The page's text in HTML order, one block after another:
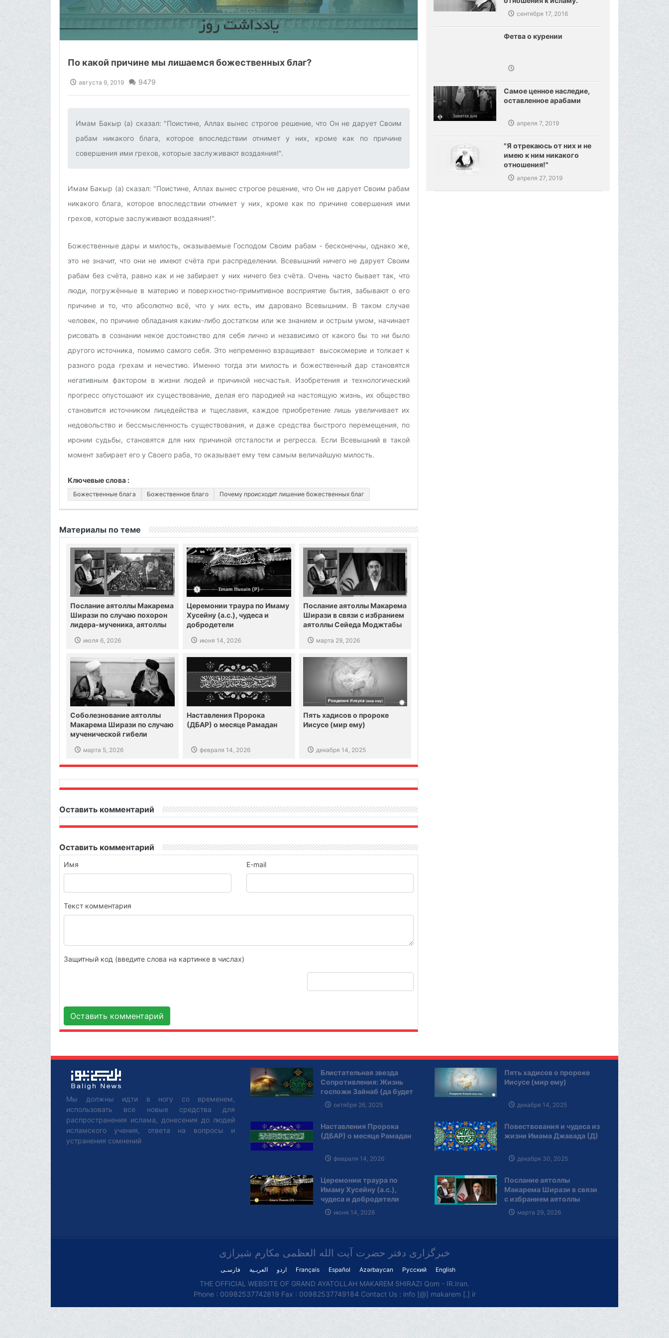
По какой причине мы лишаемся божественных благ?
августа 9, 2019 9479
Имам Бакыр (а) сказал: "Поистине, Аллах вынес строгое решение, что Он не дарует Своим
рабам никакого блага, которое впоследствии отнимет у них, кроме как по причине
совершения ими грехов, которые заслуживают воздаяния!".‌
Имам Бакыр (а) сказал: "Поистине, Аллах вынес строгое решение, что Он не дарует Своим рабам
никакого блага, которое впоследствии отнимет у них, кроме как по причине совершения ими
грехов, которые заслуживают воздаяния!".
Божественные дары и милость, оказываемые Господом Своим рабам - бесконечны, однако же,
это не значит, что они не имеют счёта при распределении. Всевышний ничего не дарует Своим
рабам без счёта, равно как и не забирает у них ничего без счёта. Очень часто бывает так, что
люди, погружённые в материю и поверхностно-примитивное восприятие бытия, забывают о его
причине и то, что абсолютно всё, что у них есть, им даровано Всевышним. В таком случае
человек, по причине обладания каким-либо достатком или же знанием и острым умом, начинает
рисовать в сознании некое достоинство для себя лично и независимо от какого бы то ни было
другого источника, помимо самого себя. Это непременно взращивает высокомерие и толкает к
разного рода грехам и нечестию. Именно тогда эти милость и божественный дар становятся
негативным фактором в жизни людей и причиной несчастья. Изобретения и технологический
прогресс опустошают их существование, делая его пародией на настоящую жизнь, их общество
становится источником лицедейства и тщеславия, каждое приобретение лишь увеличивает их
недовольство и бессмысленность существования, и даже средства быстрого перемещения, по
иронии судьбы, становятся для них причиной отсталости и регресса. Если Всевышний в такой
момент забирает его у Своего раба, то оказывает ему тем самым величайшую милость.
Ключевые слова :
Божественные блага Божественное благо Почему происходит лишение божественных благ
Материалы по теме
Послание аятоллы Макарема
Ширази по случаю похорон
лидера-мученика, аятоллы
июля 6, 2026
Церемонии траура по Имаму
Хусейну (а.с.), чудеса и
добродетели
июня 14, 2026
Послание аятоллы Макарема
Ширази в связи с избранием
аятоллы Сейеда Моджтабы
Исламской революции
марта 29, 2026
Соболезнование аятоллы
Макарема Ширази по случаю
мученической гибели
Исламской революции —
марта 5, 2026
Наставления Пророка
(ДБАР) о месяце Рамадан
февраля 14, 2026
Пять хадисов о пророке
Иисусе (мир ему)
декабря 14, 2025
Оставить комментарий
Оставить комментарий
Имя E-mail
Текст комментария
Защитный код (введите слова на картинке в числах)
Оставить комментарий
Созданы предпосылки,
сокрушения ваххабизма.
сентября 17, 2016
Фетва о курении
Самое ценное наследие,
оставленное арабами
апреля 7, 2019
"Я отрекаюсь от них и не
имею к ним никакого
отношения!"
апреля 27, 2019
Мы должны идти в ногу со временем,
использовать все новые средства для
распространения ислама, донесения до людей
исламского учения, ответа на вопросы и
устранения сомнений
Блистательная звезда
Сопротивления: Жизнь
госпожи Зайнаб (да будет
мир с ней)
октября 26, 2025
Пять хадисов о пророке
Иисусе (мир ему)
декабря 14, 2025
Наставления Пророка
(ДБАР) о месяце Рамадан
февраля 14, 2026
Повествования и чудеса из
жизни Имама Джавада (Д)
декабря 30, 2025
Церемонии траура по
Имаму Хусейну (а.с.),
чудеса и добродетели
июня 14, 2026
Послание аятоллы
Макарема Ширази в связи
с избранием аятоллы
Сейеда Моджтабы
Хаменеи Лидером
марта 29, 2026
خبرگزاری دفتر حضرت آیت الله العظمی مکارم شیرازی
فارسـی العربـیة اردو Français Español Azərbaycan Русский English
THE OFFICIAL WEBSITE OF GRAND AYATOLLAH MAKAREM SHIRAZI Qom - IR.Iran.
Phone : 00982537742819 Fax : 00982537749184 Contact Us : info [@] makarem [.] ir